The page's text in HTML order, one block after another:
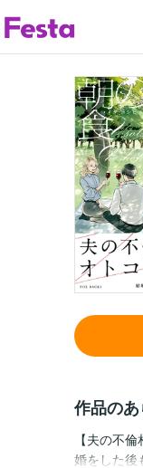
作品のあ
【夫の不
婚をした後